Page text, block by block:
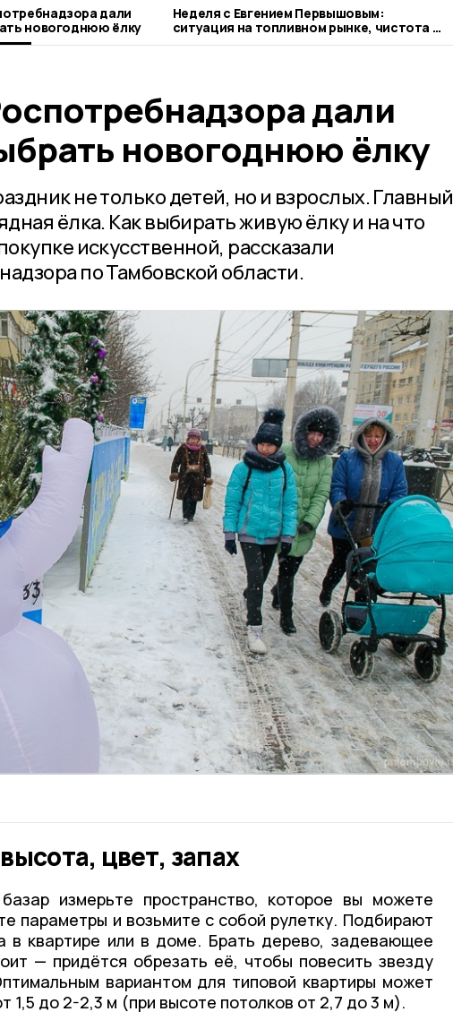
дали
новогоднюю ёлку
Неделя с Евгением Первышовым:
ситуация на топливном рынке, чистота в
городе и приоритеты образования
дали
новогоднюю ёлку
не только детей, но и взрослых. Главный
ёлка. Как выбирать живую ёлку и на что
искусственной, рассказали
по Тамбовской области.
цвет, запах
измерьте пространство, которое вы можете
параметры и возьмите с собой рулетку. Подбирают
в квартире или в доме. Брать дерево, задевающее
— придётся обрезать её, чтобы повесить звезду
вариантом для типовой квартиры может
1,5 до 2-2,3 м (при высоте потолков от 2,7 до 3 м).